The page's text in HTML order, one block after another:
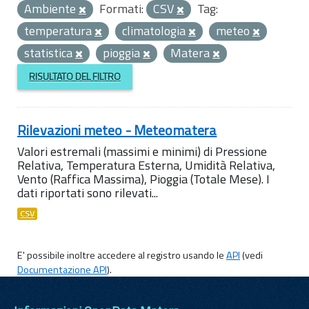
Ambiente
Formati: CSV
Tag:
temperatura
climatologia
meteo
statistica
pioggia Matera
RISULTATO DEL FILTRO
Rilevazioni meteo - Meteomatera
Valori estremali (massimi e minimi) di Pressione
Relativa, Temperatura Esterna, Umidità Relativa,
Vento (Raffica Massima), Pioggia (Totale Mese). I
dati riportati sono rilevati...
CSV
E' possibile inoltre accedere al registro usando leAPI(vedi
Documentazione API).